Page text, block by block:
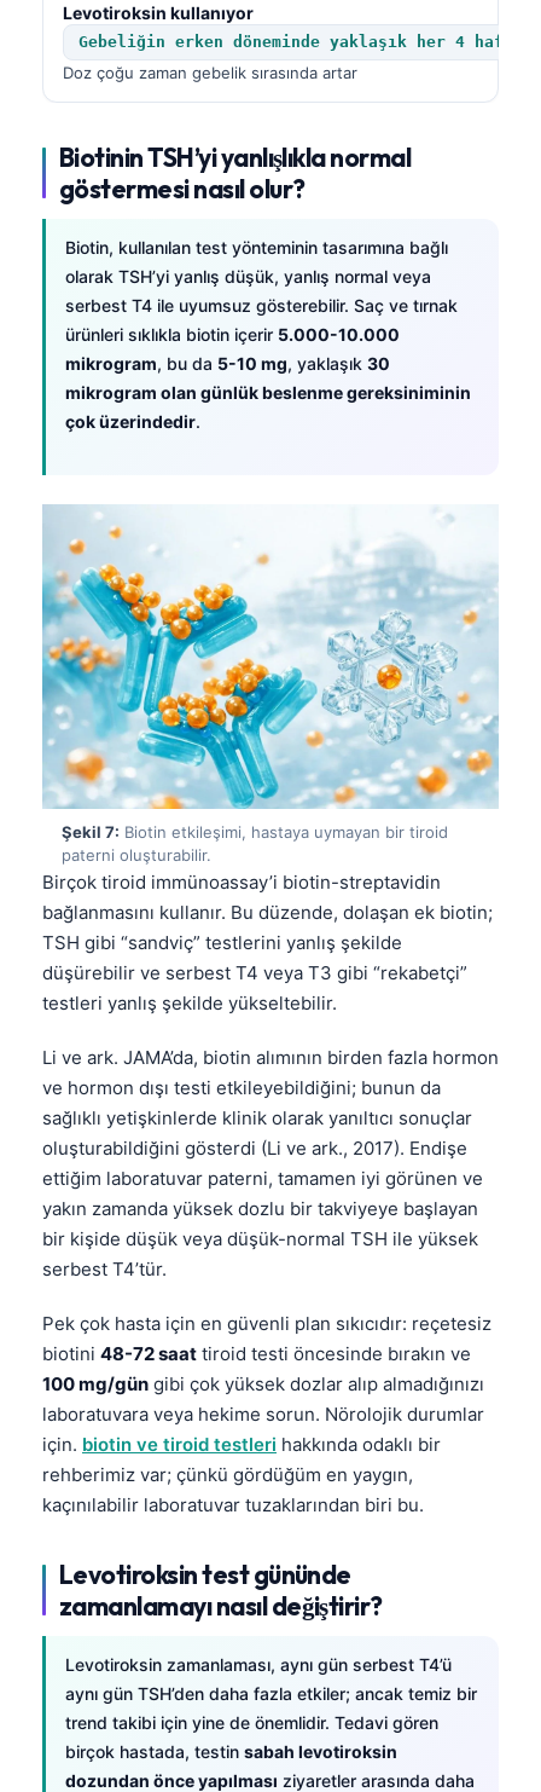
Levotiroksin kullanıyor
Gebeliğin erken döneminde yaklaşık her 4
Doz çoğu zaman gebelik sırasında artar
Biotinin TSH’yi yanlışlıkla normal
göstermesi nasıl olur?
Biotin, kullanılan test yönteminin tasarımına bağlı
olarak TSH’yi yanlış düşük, yanlış normal veya
serbest T4 ile uyumsuz gösterebilir. Saç ve tırnak
ürünleri sıklıkla biotin içerir 5.000-10.000
mikrogram, bu da 5-10 mg, yaklaşık 30
mikrogram olan günlük beslenme gereksiniminin
çok üzerindedir.
Şekil 7: Biotin etkileşimi, hastaya uymayan bir tiroid
paterni oluşturabilir.
Birçok tiroid immünoassay’i biotin-streptavidin
bağlanmasını kullanır. Bu düzende, dolaşan ek biotin;
TSH gibi “sandviç” testlerini yanlış şekilde
düşürebilir ve serbest T4 veya T3 gibi “rekabetçi”
testleri yanlış şekilde yükseltebilir.
Li ve ark. JAMA’da, biotin alımının birden fazla hormon
ve hormon dışı testi etkileyebildiğini; bunun da
sağlıklı yetişkinlerde klinik olarak yanıltıcı sonuçlar
oluşturabildiğini gösterdi (Li ve ark., 2017). Endişe
ettiğim laboratuvar paterni, tamamen iyi görünen ve
yakın zamanda yüksek dozlu bir takviyeye başlayan
bir kişide düşük veya düşük-normal TSH ile yüksek
serbest T4’tür.
Pek çok hasta için en güvenli plan sıkıcıdır: reçetesiz
biotini 48-72 saat tiroid testi öncesinde bırakın ve
100 mg/gün gibi çok yüksek dozlar alıp almadığınızı
laboratuvara veya hekime sorun. Nörolojik durumlar
için. biotin ve tiroid testleri hakkında odaklı bir
rehberimiz var; çünkü gördüğüm en yaygın,
kaçınılabilir laboratuvar tuzaklarından biri bu.
Levotiroksin test gününde
zamanlamayı nasıl değiştirir?
Levotiroksin zamanlaması, aynı gün serbest T4’ü
aynı gün TSH’den daha fazla etkiler; ancak temiz bir
trend takibi için yine de önemlidir. Tedavi gören
birçok hastada, testin sabah levotiroksin
dozundan önce yapılması ziyaretler arasında daha
Čeština
ქართული
Русский
Lietuvių kalba
Polski
한국어
Magyar
Shqip
বাংলা
اردو
मराठी
ગુજરાતી
ಕನ್ನಡ
മലയാളം
Bahasa Melayu
Tiếng Việt
Tagalog
ไทย
ဗမာစာ
ភាសាខ្មែរ
Kiswahili
አማርኛ
Українська
O‘zbekcha
Català
Қазақ тілі
Suomi
Hrvatski
Slovenčina
سنڌي
සිංහල
অসমীয়া
Galego
Latviešu valoda
Euskara
Occitan
العربية المغربية
Afrikaans